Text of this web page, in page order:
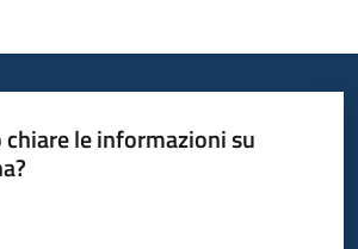
chiare le informazioni su